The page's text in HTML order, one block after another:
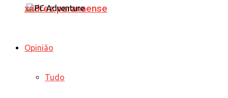
xadrez paranaense
Opinião
Tudo